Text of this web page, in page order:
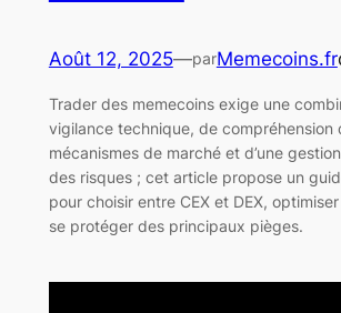
Août 12, 2025—parMemecoins.fr
Trader des memecoins exige une
vigilance technique, de compréhension
mécanismes de marché et d’une
des risques ; cet article propose un
pour choisir entre CEX et DEX,
se protéger des principaux pièges.